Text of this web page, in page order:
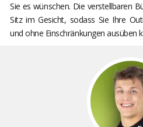
Sie es wünschen. Die verstellbaren
Sitz im Gesicht, sodass Sie Ihre
und ohne Einschränkungen ausüben